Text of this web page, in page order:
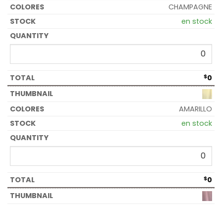
CHAMPAGNE
en stock
$0
AMARILLO
en stock
$0